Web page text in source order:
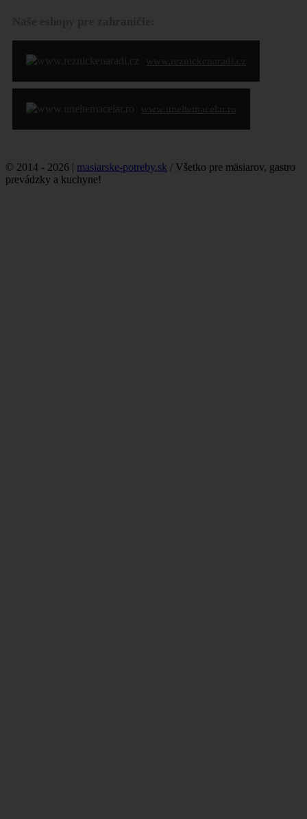
www.reznickenaradi.cz
www.uneltemacelar.ro
© 2014 - 2026 | masiarske-potreby.sk / Všetko pre mäsiarov, gastro
prevádzky a kuchyne!